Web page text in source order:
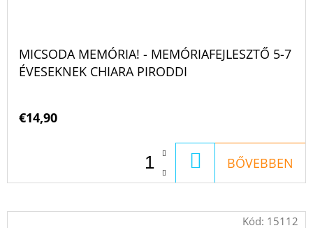
MICSODA MEMÓRIA! - MEMÓRIAFEJLESZTŐ 5-7
ÉVESEKNEK CHIARA PIRODDI
€14,90
KOSÁRBA
BŐVEBBEN
Kód: 15112